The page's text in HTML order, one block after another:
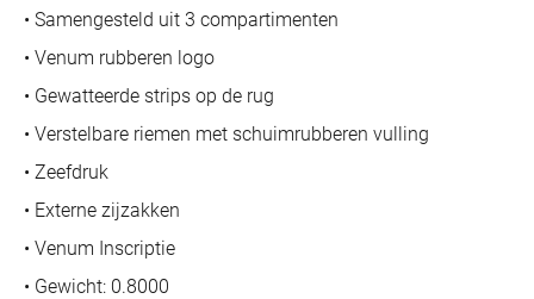
• Samengesteld uit 3 compartimenten
• Venum rubberen logo
• Gewatteerde strips op de rug
• Verstelbare riemen met schuimrubberen vulling
• Zeefdruk
• Externe zijzakken
• Venum Inscriptie
• Gewicht: 0.8000